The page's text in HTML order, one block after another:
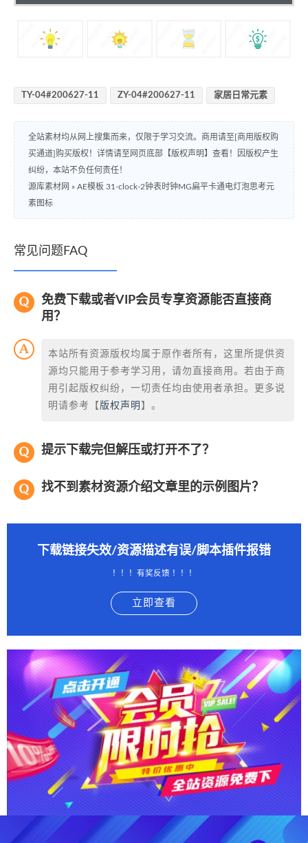
TY-04#200627-11 ZY-04#200627-11 家居日常元素
全站素材均从网上搜集而来，仅限于学习交流。商用请至[商用版权购
买通道]购买版权！详情请至网页底部【版权声明】查看！因版权产生
纠纷，本站不负任何责任！
源库素材网 » AE模板 31-clock-2钟表时钟MG扁平卡通电灯泡思考元
素图标
常见问题FAQ
免费下载或者VIP会员专享资源能否直接商
用？
本站所有资源版权均属于原作者所有，这里所提供资
源均只能用于参考学习用，请勿直接商用。若由于商
用引起版权纠纷，一切责任均由使用者承担。更多说
明请参考【 版权声明 】。
提示下载完但解压或打开不了？
找不到素材资源介绍文章里的示例图片？
下载链接失效/资源描述有误/脚本插件报错
！！！有奖反馈 ！！！
立即查看